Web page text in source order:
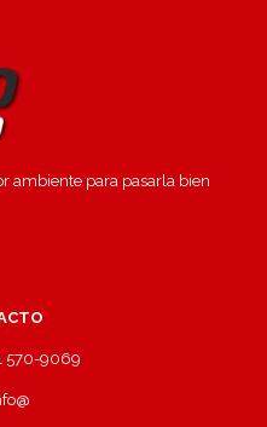
ambiente para pasarla bien
570-9069